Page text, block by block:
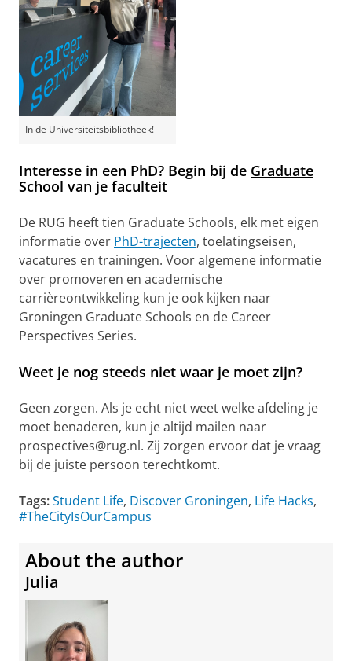
In de Universiteitsbibliotheek!
Interesse in een PhD? Begin bij de Graduate
School van je faculteit
De RUG heeft tien Graduate Schools, elk met eigen
informatie over PhD-trajecten, toelatingseisen,
vacatures en trainingen. Voor algemene informatie
over promoveren en academische
carrièreontwikkeling kun je ook kijken naar
Groningen Graduate Schools en de Career
Perspectives Series.
Weet je nog steeds niet waar je moet zijn?
Geen zorgen. Als je echt niet weet welke afdeling je
moet benaderen, kun je altijd mailen naar
prospectives@rug.nl. Zij zorgen ervoor dat je vraag
bij de juiste persoon terechtkomt.
Tags:Student Life, Discover Groningen, Life Hacks,
#TheCityIsOurCampus
About the author
Julia